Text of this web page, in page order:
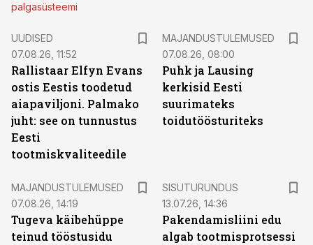
palgasüsteemi
UUDISED
07.08.26, 11:52
Rallistaar Elfyn Evans
ostis Eestis toodetud
aiapaviljoni. Palmako
juht: see on tunnustus
Eesti
tootmiskvaliteedile
MAJANDUSTULEMUSED
07.08.26, 08:00
Puhk ja Lausing
kerkisid Eesti
suurimateks
toidutöösturiteks
MAJANDUSTULEMUSED
07.08.26, 14:19
Tugeva käibehüppe
teinud tööstusidu
SISUTURUNDUS
13.07.26, 14:36
Pakendamisliini edu
algab tootmisprotsessi